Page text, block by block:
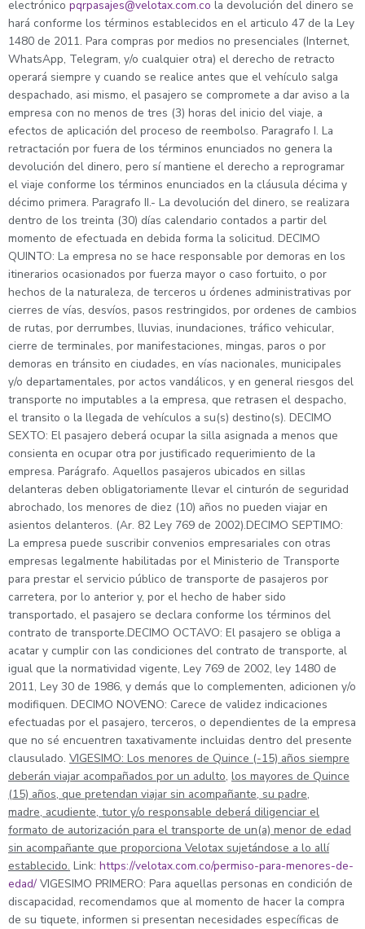
electrónico pqrpasajes@velotax.com.co la devolución del dinero se
hará conforme los términos establecidos en el articulo 47 de la Ley
1480 de 2011. Para compras por medios no presenciales (Internet,
WhatsApp, Telegram, y/o cualquier otra) el derecho de retracto
operará siempre y cuando se realice antes que el vehículo salga
despachado, asi mismo, el pasajero se compromete a dar aviso a la
empresa con no menos de tres (3) horas del inicio del viaje, a
efectos de aplicación del proceso de reembolso. Paragrafo I. La
retractación por fuera de los términos enunciados no genera la
devolución del dinero, pero sí mantiene el derecho a reprogramar
el viaje conforme los términos enunciados en la cláusula décima y
décimo primera. Paragrafo II.- La devolución del dinero, se realizara
dentro de los treinta (30) días calendario contados a partir del
momento de efectuada en debida forma la solicitud. DECIMO
QUINTO: La empresa no se hace responsable por demoras en los
itinerarios ocasionados por fuerza mayor o caso fortuito, o por
hechos de la naturaleza, de terceros u órdenes administrativas por
cierres de vías, desvíos, pasos restringidos, por ordenes de cambios
de rutas, por derrumbes, lluvias, inundaciones, tráfico vehicular,
cierre de terminales, por manifestaciones, mingas, paros o por
demoras en tránsito en ciudades, en vías nacionales, municipales
y/o departamentales, por actos vandálicos, y en general riesgos del
transporte no imputables a la empresa, que retrasen el despacho,
el transito o la llegada de vehículos a su(s) destino(s). DECIMO
SEXTO: El pasajero deberá ocupar la silla asignada a menos que
consienta en ocupar otra por justificado requerimiento de la
empresa. Parágrafo. Aquellos pasajeros ubicados en sillas
delanteras deben obligatoriamente llevar el cinturón de seguridad
abrochado, los menores de diez (10) años no pueden viajar en
asientos delanteros. (Ar. 82 Ley 769 de 2002).DECIMO SEPTIMO:
La empresa puede suscribir convenios empresariales con otras
empresas legalmente habilitadas por el Ministerio de Transporte
para prestar el servicio público de transporte de pasajeros por
carretera, por lo anterior y, por el hecho de haber sido
transportado, el pasajero se declara conforme los términos del
contrato de transporte.DECIMO OCTAVO: El pasajero se obliga a
acatar y cumplir con las condiciones del contrato de transporte, al
igual que la normatividad vigente, Ley 769 de 2002, ley 1480 de
2011, Ley 30 de 1986, y demás que lo complementen, adicionen y/o
modifiquen. DECIMO NOVENO: Carece de validez indicaciones
efectuadas por el pasajero, terceros, o dependientes de la empresa
que no sé encuentren taxativamente incluidas dentro del presente
clausulado. VIGESIMO: Los menores de Quince (-15) años siempre
deberán viajar acompañados por un adulto, los mayores de Quince
(15) años, que pretendan viajar sin acompañante, su padre,
madre, acudiente, tutor y/o responsable deberá diligenciar el
formato de autorización para el transporte de un(a) menor de edad
sin acompañante que proporciona Velotax sujetándose a lo allí
establecido. Link: https://velotax.com.co/permiso-para-menores-de-
edad/ VIGESIMO PRIMERO: Para aquellas personas en condición de
discapacidad, recomendamos que al momento de hacer la compra
de su tiquete, informen si presentan necesidades específicas de